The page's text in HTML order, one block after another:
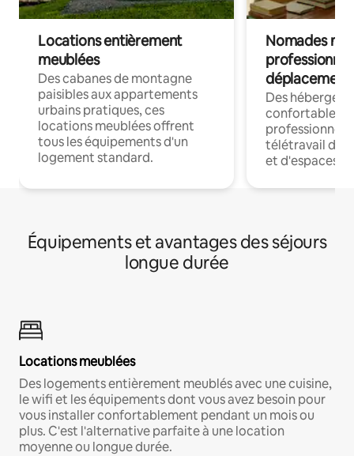
Locations entièrement
meublées
Des cabanes de montagne
paisibles aux appartements
urbains pratiques, ces
locations meublées offrent
tous les équipements d'un
logement standard.
Nomades
déplacement
Des
confortables
professionnels
télétravail
et d'espaces
Équipements et avantages des séjours
longue durée
Locations meublées
Des logements entièrement meublés avec une cuisine,
le wifi et les équipements dont vous avez besoin pour
vous installer confortablement pendant un mois ou
plus. C'est l'alternative parfaite à une location
moyenne ou longue durée.